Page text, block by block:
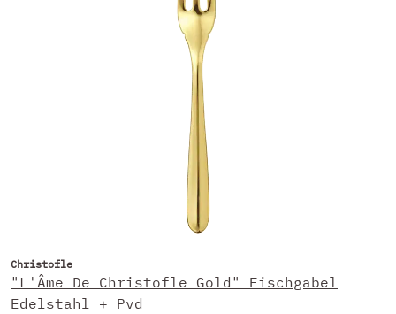
Christofle
"L'Âme De Christofle Gold" Fischgabel
Edelstahl + Pvd